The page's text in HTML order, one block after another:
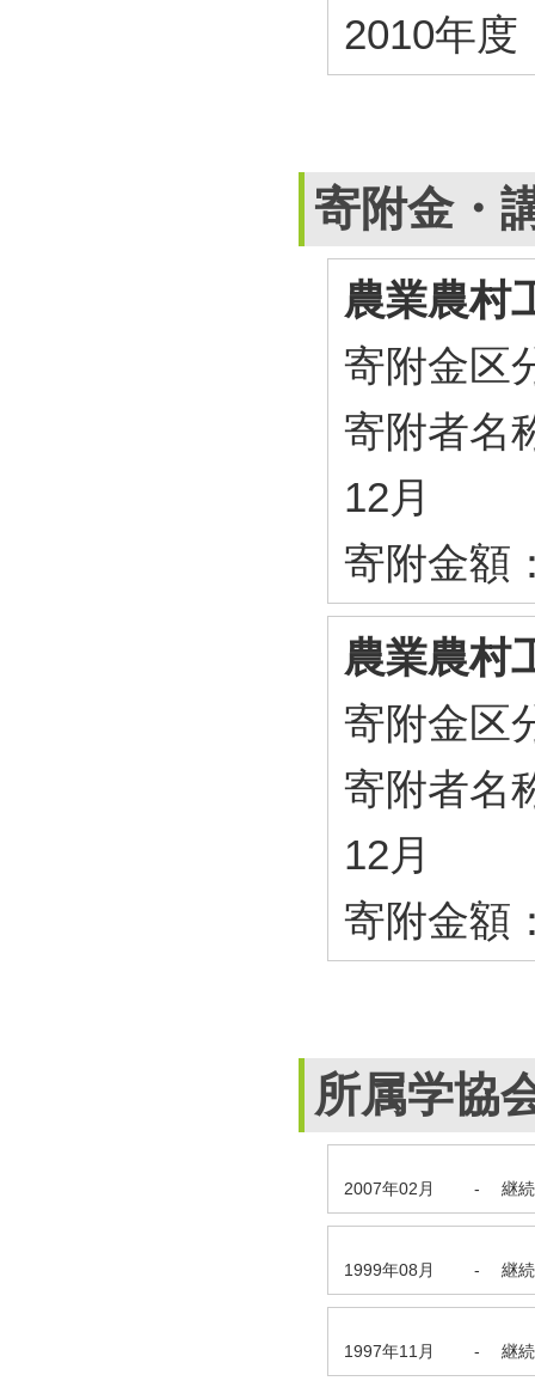
2010年度
寄附金・
農業農村
寄附金区
寄附者名
12月
寄附金額
農業農村
寄附金区
寄附者名
12月
寄附金額
所属学協
2007年02月 - 継
1999年08月 - 継
1997年11月 - 継